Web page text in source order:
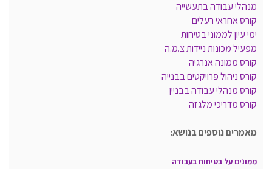
מנהלי עבודה בתעשייה
קורס אחראי רעלים
ימי עיון לממוני בטיחות
מפעיל מכונות ניידות צ.מ.ה
קורס ממונה אנרגיה
קורס ניהול פרויקטים בבנייה
קורס מנהלי עבודה בבניין
קורס מדריכי מלגזה
מאמרים נוספים בנושא:
ממונים על בטיחות בעבודה